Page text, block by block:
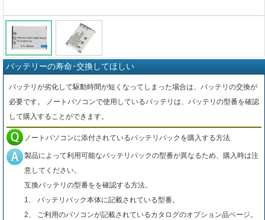
バッテリーの寿命･交換してほしい
バッテリが劣化して駆動時間が短くなってしまった場合は、バッテリの交換が
必要です。 ノートパソコンで使用しているバッテリは、バッテリの型番を確認
して購入することができます。
ノートパソコンに添付されているバッテリパックを購入する方法
製品によって利用可能なバッテリパックの型番が異なるため、購入時は注
意してください。
互換バッテリの型番をを確認する方法。
1、 バッテリパック本体に記載されている型番。
2、 ご利用のパソコンが記載されているカタログのオプション品ページ。